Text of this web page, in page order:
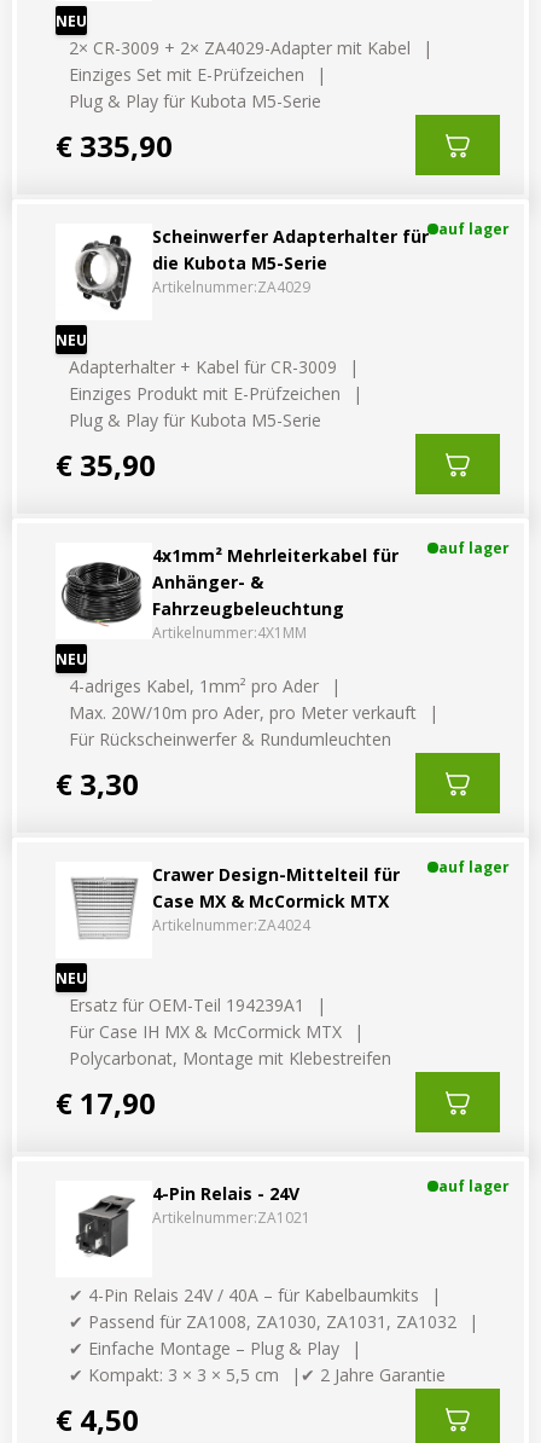
LED Beleuchtungssets
Sonstiges
Kostenlose Lichtplanung
FAQs – Häufig gestellte Fragen
Agrarled Blog
+49 (0) 3222 1851714
info@agrarled.de
+49(0)1520 5391500
Vorteilsverpackungen
LED Beleuchtungssets
Sonstiges
Kostenlose Lichtplanung
NEU
2× CR-3009 + 2× ZA4029-Adapter mit Kabel
Einziges Set mit E-Prüfzeichen
Plug & Play für Kubota M5-Serie
€ 335,90
Scheinwerfer Adapterhalter für
die Kubota M5-Serie
Artikelnummer:ZA4029
auf lager
NEU
Adapterhalter + Kabel für CR-3009
Einziges Produkt mit E-Prüfzeichen
Plug & Play für Kubota M5-Serie
€ 35,90
4x1mm² Mehrleiterkabel für
Anhänger- &
Fahrzeugbeleuchtung
Artikelnummer:4X1MM
auf lager
NEU
4-adriges Kabel, 1mm² pro Ader
Max. 20W/10m pro Ader, pro Meter verkauft
Für Rückscheinwerfer & Rundumleuchten
€ 3,30
Crawer Design-Mittelteil für
Case MX & McCormick MTX
Artikelnummer:ZA4024
auf lager
NEU
Ersatz für OEM-Teil 194239A1
Für Case IH MX & McCormick MTX
Polycarbonat, Montage mit Klebestreifen
€ 17,90
4-Pin Relais - 24V
Artikelnummer:ZA1021
auf lager
✔ 4-Pin Relais 24V / 40A – für Kabelbaumkits
✔ Passend für ZA1008, ZA1030, ZA1031, ZA1032
✔ Einfache Montage – Plug & Play
✔ Kompakt: 3 × 3 × 5,5 cm
✔ 2 Jahre Garantie
€ 4,50